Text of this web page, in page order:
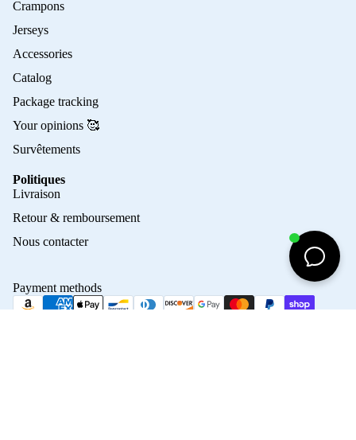
Crampons
Jerseys
Accessories
Catalog
Package tracking
Your opinions 🥰
Survêtements
Politiques
Livraison
Retour & remboursement
Nous contacter
Payment methods
Terms of sale